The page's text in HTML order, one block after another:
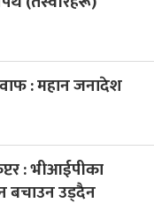
: महान जनादेश
: भीआईपीका
बचाउन उड्दैन